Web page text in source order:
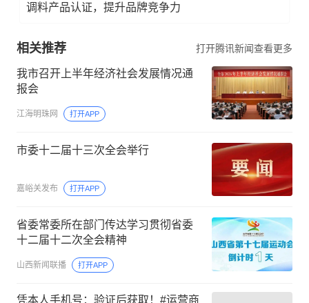
调料产品认证，提升品牌竞争力
相关推荐 打开腾讯新闻查看更多
我市召开上半年经济社会发展情况通
报会
江海明珠网 打开APP
市委十二届十三次全会举行
嘉峪关发布 打开APP
省委常委所在部门传达学习贯彻省委
十二届十二次全会精神
山西新闻联播 打开APP
凭本人手机号：验证后获取！#运营商